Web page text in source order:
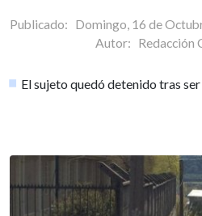
Publicado: Domingo, 16 de
Autor: Redacción
El sujeto quedó detenido tras